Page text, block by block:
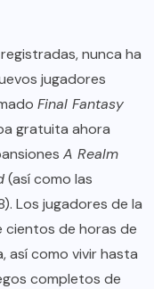
nunca ha
jugadores
Final Fantasy
gratuita ahora
A Realm
(así como las
Los jugadores de la
de horas de
así como vivir hasta
completos de